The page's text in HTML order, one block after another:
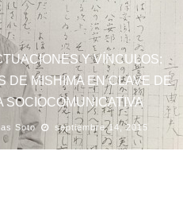
Y VÍNCULOS:
DE MISHIMA EN CLAVE DE
SOCIOCOMUNICATIVA
Soto septiembre 14, 2015